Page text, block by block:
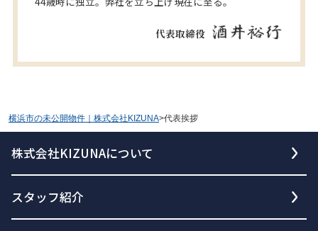
代表取締役
横浜市の未公開物件｜株式会社KIZUNA>代表挨拶
株式会社KIZUNAについて
スタッフ紹介